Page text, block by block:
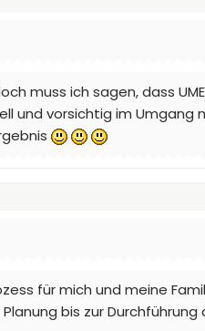
muss ich sagen, dass
und vorsichtig im Umgang
für mich und meine
bis zur Durchführung